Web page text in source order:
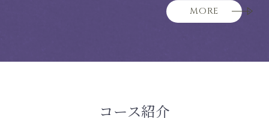
MORE
コース紹介